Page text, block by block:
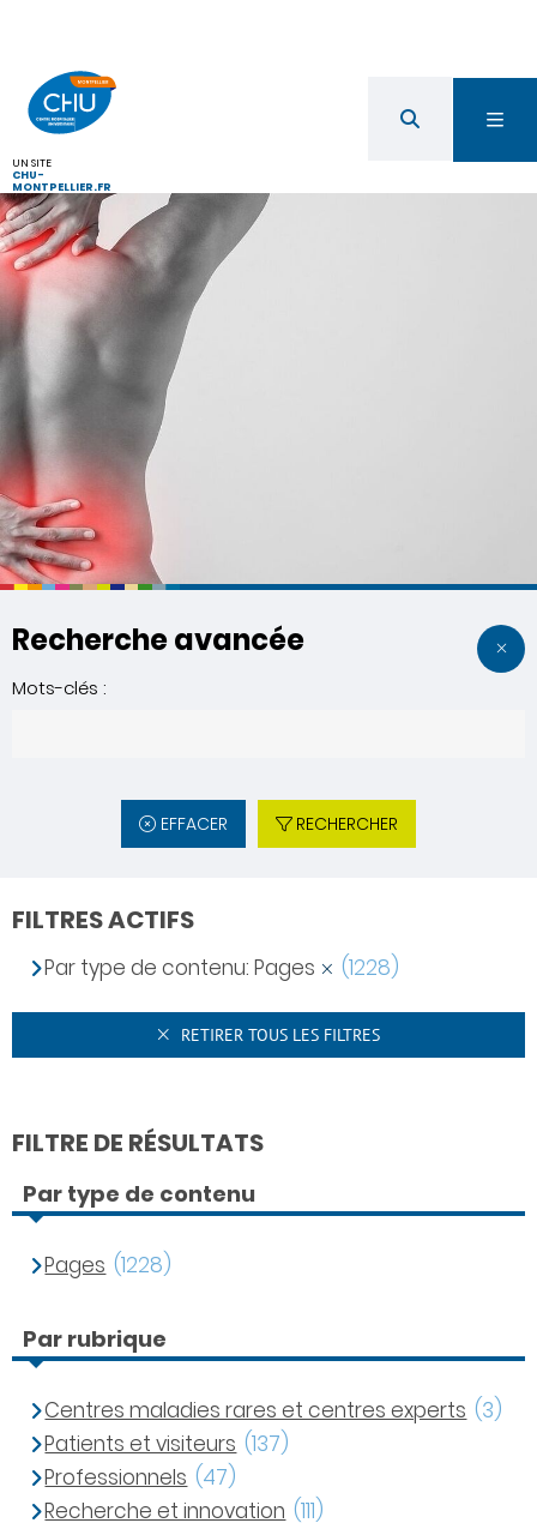
UN SITE
CHU-
MONTPELLIER.FR
Recherche avancée
Mots-clés :
EFFACER RECHERCHER
FILTRES ACTIFS
Par type de contenu: Pages (1228)
RETIRER TOUS LES FILTRES
FILTRE DE RÉSULTATS
Par type de contenu
Pages (1228)
Par rubrique
Centres maladies rares et centres experts (3)
Patients et visiteurs (137)
Professionnels (47)
Recherche et innovation (111)